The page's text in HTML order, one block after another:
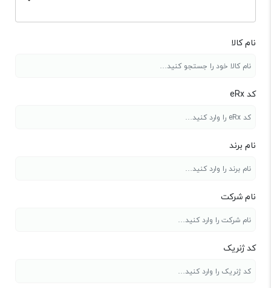
نام کالا
کد eRx
نام برند
نام شرکت
کد ژنریک